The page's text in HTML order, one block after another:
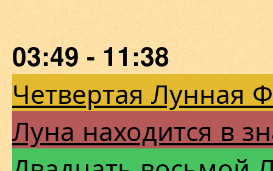
03:49 - 11:38
Четвертая Лунная
Луна находится в